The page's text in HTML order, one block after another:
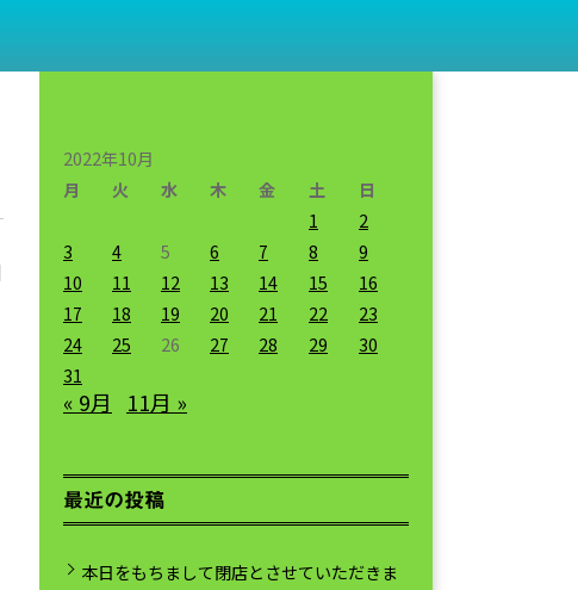
2022年10月
月
火 水 木 金 土
日
1
2
3
4 5 6 7 8
9
10
11 12 13 14 15
16
17
18 19 20 21 22
23
24
25 26 27 28 29
30
31
« 9月 11月 »
最近の投稿
本日をもちまして閉店とさせていただきま